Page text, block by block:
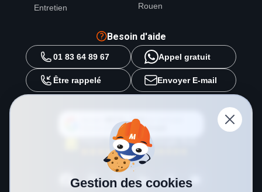
Entretien Rouen
Besoin d'aide
01 83 64 89 67 Appel gratuit
Être rappelé Envoyer E-mail
METAL 2000
source préférée surGoogle
Gestion des cookies